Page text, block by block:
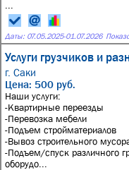
Даты: 07.05.2025-01.07.2026
Услуги грузчиков и
г. Саки
Цена: 500 руб.
Наши услуги:
-Квартирные переезды
-Перевозка мебели
-Подъем стройматериалов
-Вывоз строительного
-Подъем/спуск различного
оборудо...